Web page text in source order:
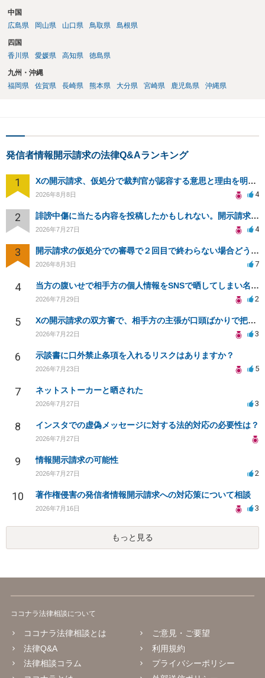
中国
広島県
岡山県 山口県 鳥取県 島根県
四国
香川県
愛媛県 高知県 徳島県
九州・沖縄
福岡県
佐賀県 長崎県 熊本県 大分県 宮崎県 鹿児島県 沖縄県
発信者情報開示請求の法律Q&Aランキング
1 Xの開示請求、仮処分で裁判官が認容する意思と理由を明確化しても、相手側は争って引き延ばしますか
2026年8月8日 4
2 誹謗中傷に当たる内容を投稿したかもしれない。開示請求や民事刑事裁判に発展しうるのか教えて欲しい。
2026年7月27日 4
3 開示請求の仮処分での審尋で２回目で終わらない場合どうしたらいいですか
2026年8月3日 7
4 当方の腹いせで相手方の個人情報をSNSで晒してしまい名誉毀損させてしまったかもしれない
2026年7月29日 2
5 Xの開示請求の双方審で、相手方の主張が口頭ばかりで把握しきれません
2026年7月22日 3
6 示談書に口外禁止条項を入れるリスクはありますか？
2026年7月23日 5
7 ネットストーカーと晒された
2026年7月27日 3
8 インスタでの虚偽メッセージに対する法的対応の必要性は？
2026年7月27日
9 情報開示請求の可能性
2026年7月27日 2
10 著作権侵害の発信者情報開示請求への対応策について相談
2026年7月16日 3
もっと見る
ココナラ法律相談について
ココナラ法律相談とは
法律Q&A
法律相談コラム
ご意見・ご要望
利用規約
プライバシーポリシー